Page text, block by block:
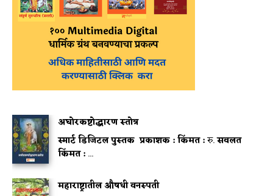
अघोरकष्टोद्धारण स्तोत्र
स्मार्ट डिजिटल पुस्तक प्रकाशक :किंमत :रु.सवलत
किंमत : ...
महाराष्ट्रातील औषधी वनस्पती